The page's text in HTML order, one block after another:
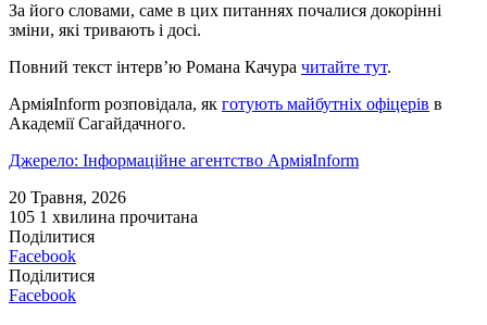
За його словами, саме в цих питаннях почалися докорінні
зміни, які тривають і досі.
Повний текст інтерв’ю Романа Качура читайте тут.
АрміяInform розповідала, як готують майбутніх офіцерів в
Академії Сагайдачного.
Джерело: Інформаційне агентство АрміяInform
20 Травня, 2026
105 1 хвилина прочитана
Поділитися
Facebook
Поділитися
Facebook